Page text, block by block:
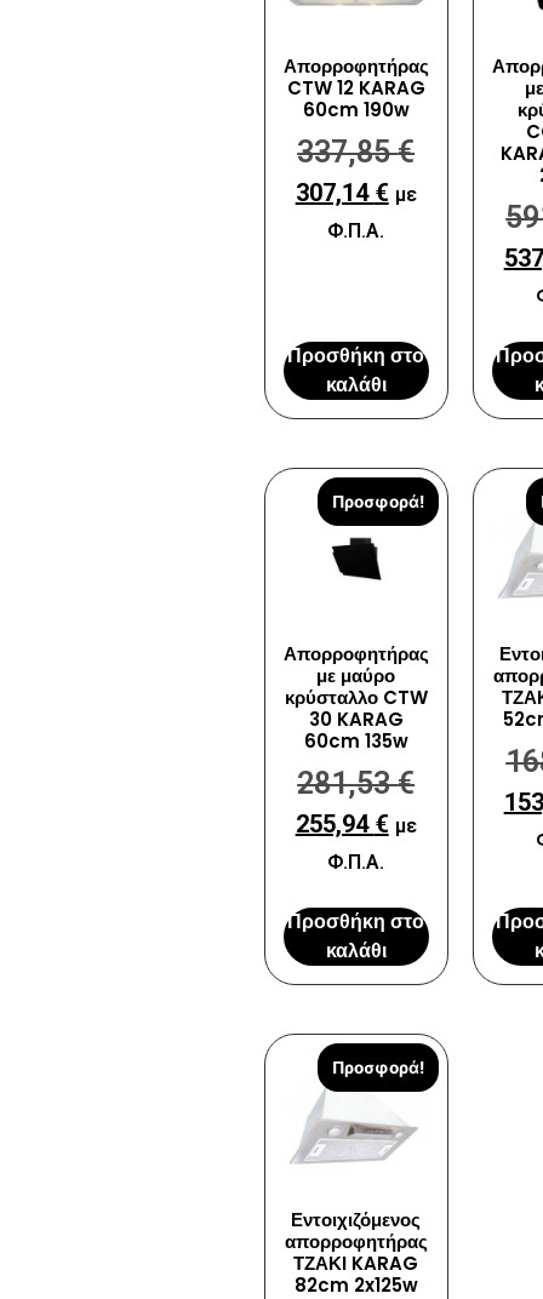
Απορροφητήρας
CTW 12 KARAG
60cm 190w
337,85€
307,14 € με
Φ.Π.Α.
Προσθήκη στο
καλάθι
Προσφορά!
Απορροφητήρας
με μαύρο
κρύσταλλο CTW
30 KARAG
60cm 135w
281,53€
255,94 € με
Φ.Π.Α.
Προσθήκη στο
καλάθι
Προσφορά!
Εντοιχιζόμενος
απορροφητήρας
ΤΖΑΚΙ KARAG
82cm 2x125w